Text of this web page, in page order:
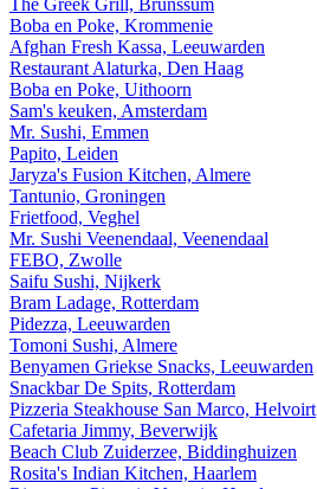
Boba en Poke, Krommenie
Afghan Fresh Kassa, Leeuwarden
Restaurant Alaturka, Den Haag
Boba en Poke, Uithoorn
Sam's keuken, Amsterdam
Mr. Sushi, Emmen
Papito, Leiden
Jaryza's Fusion Kitchen, Almere
Tantunio, Groningen
Frietfood, Veghel
Mr. Sushi Veenendaal, Veenendaal
FEBO, Zwolle
Saifu Sushi, Nijkerk
Bram Ladage, Rotterdam
Pidezza, Leeuwarden
Tomoni Sushi, Almere
Benyamen Griekse Snacks, Leeuwarden
Snackbar De Spits, Rotterdam
Pizzeria Steakhouse San Marco, Helvoirt
Cafetaria Jimmy, Beverwijk
Beach Club Zuiderzee, Biddinghuizen
Rosita's Indian Kitchen, Haarlem